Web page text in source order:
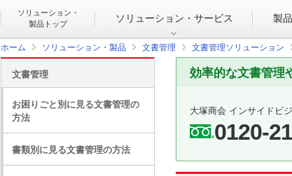
ソリューション・
製品トップ
ソリューション・ サービス 製
ホーム ソリューション・製品 文書管理 文書管理ソリューション
効率的な文書管理
大塚商会 インサイドビ
0120-
文書管理
お困りごと別に見る文書管理の
方法
書類別に見る文書管理の方法